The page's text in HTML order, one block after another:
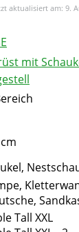
aktualisiert am: 9.
mit